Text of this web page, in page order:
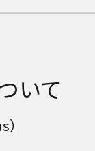
いて